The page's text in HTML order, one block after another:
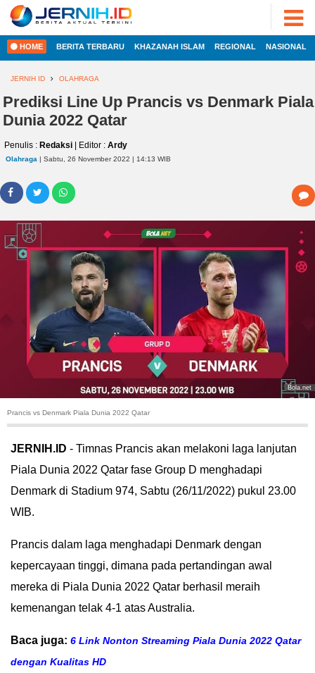
HOME
REGIONAL
NASIONAL
INTERNASIONAL
EKOBIS
POLITIK
HUKUM
KRIMINAL
KHAZANAH
TEKNOLOGI
OTOMOTIF
OLAHRAGA
HIBURAN
GALLERY
DEPTH
ADVERTORIAL
FOTO
VIDEO
PESONA
JAMBI
PESONA
PESONA
CAKRAWALA
PROPERTY
LIFESTYLE
ENTREPRENEURSHIP
2022
JERNIH.ID
•
Developed
HOME BERITA TERBARU KHAZANAH ISLAM REGIONAL NASIONAL
JERNIH ID OLAHRAGA
Prediksi Line Up Prancis vs Denmark Piala
Dunia 2022 Qatar
Penulis : Redaksi | Editor : Ardy
Olahraga | Sabtu, 26 November 2022 | 14:13 WIB
Bola.net
Prancis vs Denmark Piala Dunia 2022 Qatar
JERNIH.ID - Timnas Prancis akan melakoni laga lanjutan
Piala Dunia 2022 Qatar fase Group D menghadapi
Denmark di Stadium 974, Sabtu (26/11/2022) pukul 23.00
WIB.
Prancis dalam laga menghadapi Denmark dengan
kepercayaan tinggi, dimana pada pertandingan awal
mereka di Piala Dunia 2022 Qatar berhasil meraih
kemenangan telak 4-1 atas Australia.
Baca juga: 6 Link Nonton Streaming Piala Dunia 2022 Qatar
dengan Kualitas HD